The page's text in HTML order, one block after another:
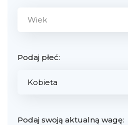
Podaj płeć:
Podaj swoją aktualną wagę: